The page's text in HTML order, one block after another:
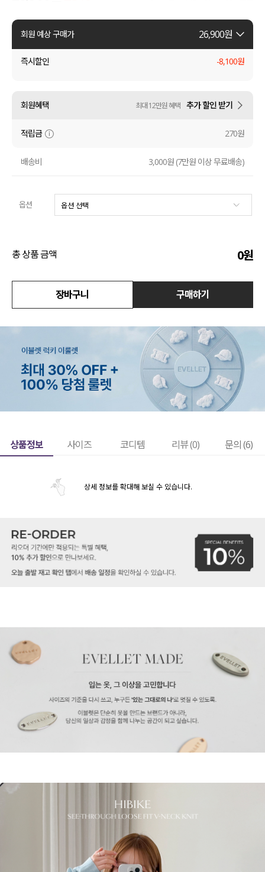
셔츠
원피스
액티브
아우터
코디템
회원 예상 구매가 26,900원
즉시할인 -8,100원
회원혜택 최대 12만원 혜택 추가 할인 받기
적립금 270원
배송비 3,000원 (7만원 이상 무료배송)
옵션
총 상품 금액 0원
장바구니 구매하기
상품정보 사이즈 코디템 리뷰 (0) 문의 (6)
상세 정보를 확대해 보실 수 있습니다.